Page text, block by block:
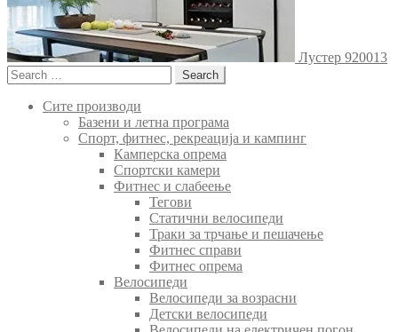
Лустер 920013
Search
for:
Сите производи
Базени и летна програма
Спорт, фитнес, рекреација и кампинг
Камперска опрема
Спортски камери
Фитнес и слабеење
Тегови
Статични велосипеди
Траки за трчање и пешачење
Фитнес справи
Фитнес опрема
Велосипеди
Велосипеди за возрасни
Детски велосипеди